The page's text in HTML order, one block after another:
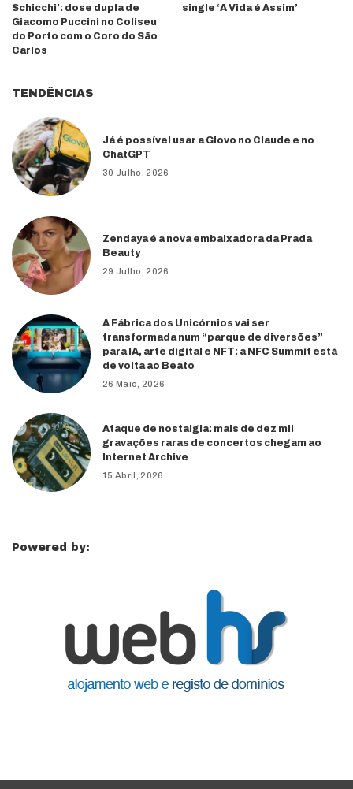
Schicchi’: dose dupla de
Giacomo Puccini no Coliseu
do Porto com o Coro do São
Carlos
single ‘A Vida é Assim’
TENDÊNCIAS
Já é possível usar a Glovo no Claude e no
ChatGPT
30 Julho, 2026
Zendaya é a nova embaixadora da Prada
Beauty
29 Julho, 2026
A Fábrica dos Unicórnios vai ser
transformada num “parque de diversões”
para IA, arte digital e NFT: a NFC Summit está
de volta ao Beato
26 Maio, 2026
Ataque de nostalgia: mais de dez mil
gravações raras de concertos chegam ao
Internet Archive
15 Abril, 2026
Powered by: